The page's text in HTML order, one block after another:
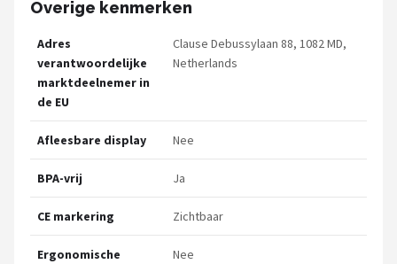
Overige kenmerken
Adres
verantwoordelijke
marktdeelnemer in
de EU
Clause Debussylaan 88, 1082 MD,
Netherlands
Afleesbare display Nee
BPA-vrij Ja
CE markering Zichtbaar
Ergonomische
Nee